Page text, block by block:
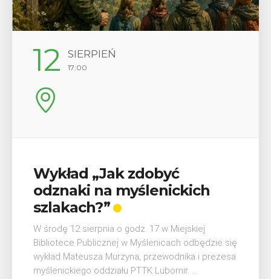
29 SIERPIEŃ
08:00 - 18:00
V Turniej Myślimira.
Mieszczanie i rzemieślnicy
W ostatni weekend wakacji, czyli 29-30 sierpnia w
Myślenicach odbędzie się piąta edycja Turnieju
Myślimira. Wydarzenie organizowane przez
Muzeum Niepodległości w Myślenicach odbędzie
się na ...